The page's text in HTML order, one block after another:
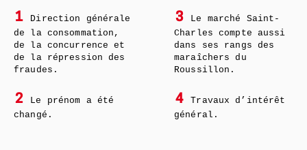
1
Direction générale
de la consommation,
de la concurrence et
de la répression des
fraudes.
2
Le prénom a été
changé.
3
Le marché Saint-
Charles compte aussi
dans ses rangs des
maraîchers du
Roussillon.
4
Travaux d’intérêt
général.